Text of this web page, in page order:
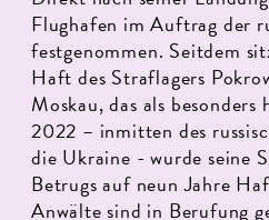
Flughafen im Auftrag der
festgenommen. Seitdem
Haft des Straflagers
Moskau, das als
2022 – inmitten des
die Ukraine - wurde seine
Betrugs auf neun Jahre
Anwälte sind in Berufung